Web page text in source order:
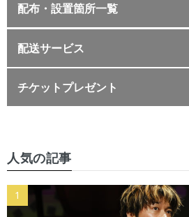
配布・設置箇所一覧
配送サービス
チケットプレゼント
人気の記事